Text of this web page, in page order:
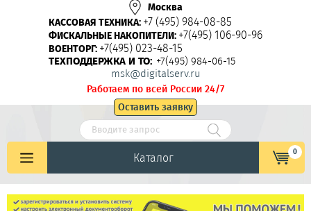
Москва
КАССОВАЯ ТЕХНИКА: +7 (495) 984-08-85
ФИСКАЛЬНЫЕ НАКОПИТЕЛИ: +7(495) 106-90-96
ВОЕНТОРГ: +7(495) 023-48-15
ТЕХПОДДЕРЖКА И ТО: +7(495) 984-06-15
msk@digitalserv.ru
Работаем по всей России 24/7
Оставить заявку
Каталог 0